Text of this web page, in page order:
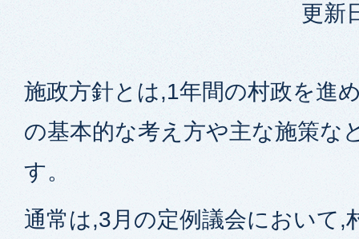
更新
施政方針とは,1年間の村政を進
の基本的な考え方や主な施策な
す。
通常は,3月の定例議会において,